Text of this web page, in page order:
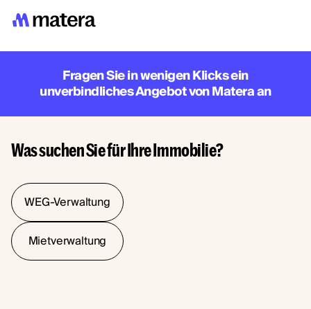
Fragen Sie in wenigen Klicks ein
unverbindliches Angebot von Matera an
Was suchen Sie für Ihre Immobilie?
WEG-Verwaltung
Mietverwaltung